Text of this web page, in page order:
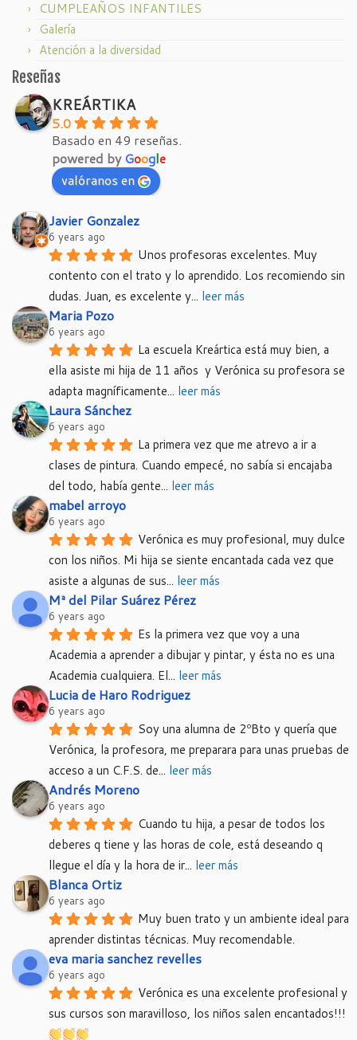
CUMPLEAÑOS INFANTILES
Galería
Atención a la diversidad
Reseñas
KREÁRTIKA
5.0
Basado en 49 reseñas.
powered byGoogle
valóranos en
Javier Gonzalez
6 years ago
Unos profesoras excelentes. Muy
contento con el trato y lo aprendido. Los recomiendo sin
dudas. Juan, es excelente y... leer más
Maria Pozo
6 years ago
La escuela Kreártica está muy bien, a
ella asiste mi hija de 11 años  y Verónica su profesora se
adapta magníficamente... leer más
Laura Sánchez
6 years ago
La primera vez que me atrevo a ir a
clases de pintura. Cuando empecé, no sabía si encajaba
del todo, había gente... leer más
mabel arroyo
6 years ago
Verónica es muy profesional, muy dulce
con los niños. Mi hija se siente encantada cada vez que
asiste a algunas de sus... leer más
Mª del Pilar Suárez Pérez
6 years ago
Es la primera vez que voy a una
Academia a aprender a dibujar y pintar, y ésta no es una
Academia cualquiera. El... leer más
Lucia de Haro Rodriguez
6 years ago
Soy una alumna de 2ºBto y quería que
Verónica, la profesora, me preparara para unas pruebas de
acceso a un C.F.S. de... leer más
Andrés Moreno
6 years ago
Cuando tu hija, a pesar de todos los
deberes q tiene y las horas de cole, está deseando q
llegue el día y la hora de ir... leer más
Blanca Ortiz
6 years ago
Muy buen trato y un ambiente ideal para
aprender distintas técnicas. Muy recomendable.
eva maria sanchez revelles
6 years ago
Verónica es una excelente profesional y
sus cursos son maravilloso, los niños salen encantados!!!